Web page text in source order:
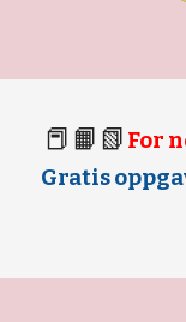
📕📙📗 For
Gratis